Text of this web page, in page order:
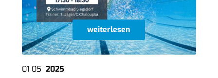
weiterlesen
01 05 2025